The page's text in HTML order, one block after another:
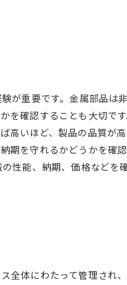
が重要です。金属部品は
を確認することも大切で
高いほど、製品の品質が
期を守れるかどうかを確
性能、納期、価格などを
全体にわたって管理され